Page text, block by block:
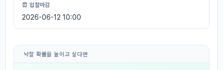
⏰ 입찰마감
2026-06-12 10:00
낙찰 확률을 높이고 싶다면